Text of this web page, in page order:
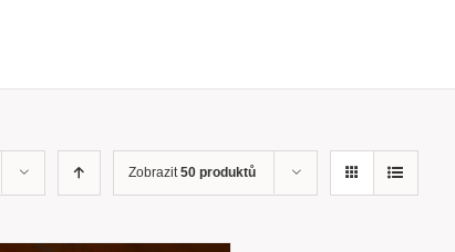
Zobrazit50 produktů